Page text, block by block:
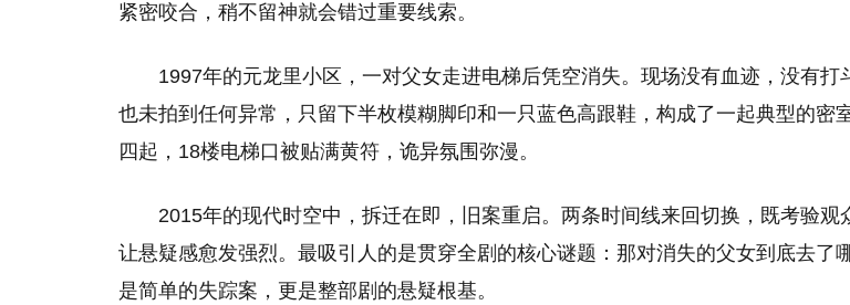
紧密咬合，稍不留神就会错过重要线索。
1997年的元龙里小区，一对父女走进电梯后凭空消失。现场没有血迹，没有打
也未拍到任何异常，只留下半枚模糊脚印和一只蓝色高跟鞋，构成了一起典型的密
四起，18楼电梯口被贴满黄符，诡异氛围弥漫。
2015年的现代时空中，拆迁在即，旧案重启。两条时间线来回切换，既考验观
让悬疑感愈发强烈。最吸引人的是贯穿全剧的核心谜题：那对消失的父女到底去了
是简单的失踪案，更是整部剧的悬疑根基。